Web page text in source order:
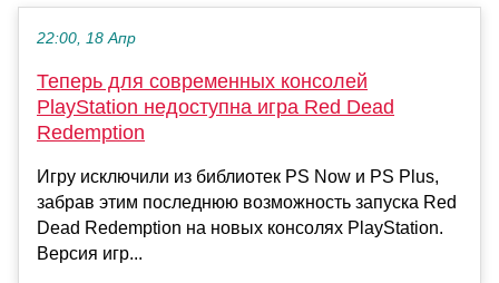
22:00, 18 Апр
Теперь для современных консолей
PlayStation недоступна игра Red Dead
Redemption
Игру исключили из библиотек PS Now и PS Plus,
забрав этим последнюю возможность запуска Red
Dead Redemption на новых консолях PlayStation.
Версия игр...